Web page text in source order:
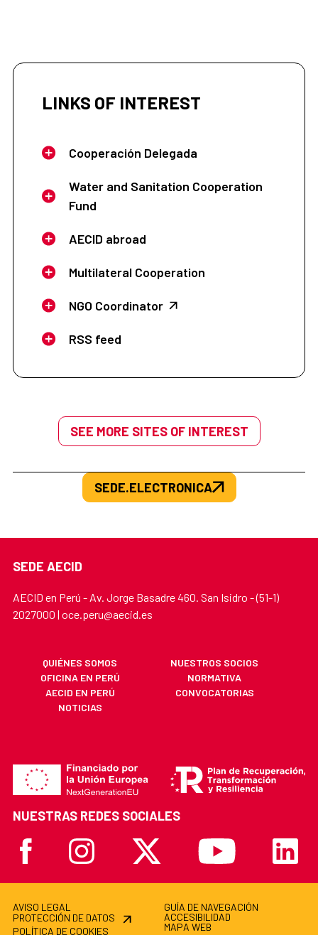
LINKS OF INTEREST
Cooperación Delegada
Water and Sanitation Cooperation
Fund
AECID abroad
Multilateral Cooperation
NGO Coordinator
RSS feed
SEE MORE SITES OF INTEREST
SEDE.ELECTRONICA
SEDE AECID
AECID en Perú - Av. Jorge Basadre 460. San Isidro - (51-1)
2027000 | oce.peru@aecid.es
QUIÉNES SOMOS
NUESTROS SOCIOS
OFICINA EN PERÚ
NORMATIVA
AECID EN PERÚ
CONVOCATORIAS
NOTICIAS
NUESTRAS REDES SOCIALES
FacebookInstagram X Youtube Linkedin
AVISO LEGAL
PROTECCIÓN DE DATOS
POLÍTICA DE COOKIES
GUÍA DE NAVEGACIÓN
ACCESIBILIDAD
MAPA WEB